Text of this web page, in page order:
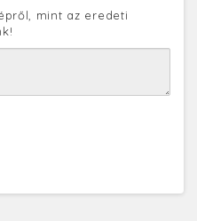
mint az eredeti